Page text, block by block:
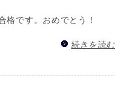
格です。おめでとう！
続きを読む